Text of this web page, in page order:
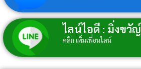
ไลน์ไอดี : มิ่งขวัญ์
คลิก เพิ่มเพื่อนไลน์